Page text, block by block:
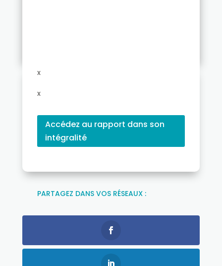
x
x
Accédez au rapport dans son
intégralité
PARTAGEZ DANS VOS RÉSEAUX :